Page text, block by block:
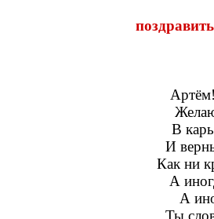
В
И
Как ни
А
А
Ты